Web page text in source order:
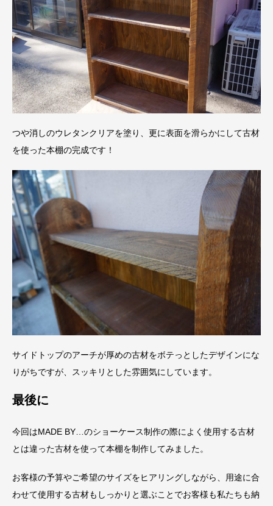
つや消しのウレタンクリアを塗り、更に表面を滑らかにして古材
を使った本棚の完成です！
サイドトップのアーチが厚めの古材をボテっとしたデザインにな
りがちですが、スッキリとした雰囲気にしています。
最後に
今回はMADE BY…のショーケース制作の際によく使用する古材
とは違った古材を使って本棚を制作してみました。
お客様の予算やご希望のサイズをヒアリングしながら、用途に合
わせて使用する古材もしっかりと選ぶことでお客様も私たちも納